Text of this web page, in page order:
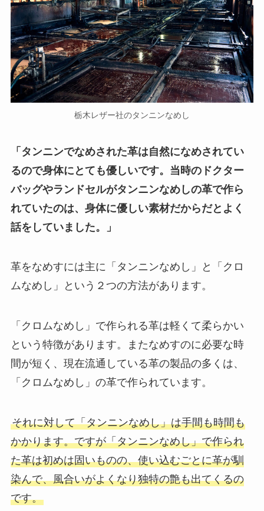
栃木レザー社のタンニンなめし
「タンニンでなめされた革は自然になめされてい
るので身体にとても優しいです。当時のドクター
バッグやランドセルがタンニンなめしの革で作ら
れていたのは、身体に優しい素材だからだとよく
話をしていました。」
革をなめすには主に「タンニンなめし」と「クロ
ムなめし」という２つの方法があります。
「クロムなめし」で作られる革は軽くて柔らかい
という特徴があります。またなめすのに必要な時
間が短く、現在流通している革の製品の多くは、
「クロムなめし」の革で作られています。
それに対して「タンニンなめし」は手間も時間も
かかります。ですが「タンニンなめし」で作られ
た革は初めは固いものの、使い込むごとに革が馴
染んで、風合いがよくなり独特の艶も出てくるの
です。